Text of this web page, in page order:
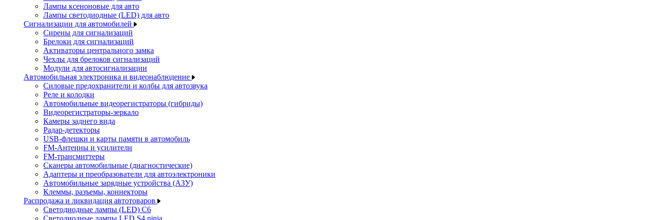
Лампы ксеноновые для авто
Лампы светодиодные (LED) для авто
Сигнализации для автомобилей
Сирены для сигнализаций
Брелоки для сигнализаций
Активаторы центрального замка
Чехлы для брелоков сигнализаций
Модули для автосигнализации
Автомобильная электроника и видеонаблюдение
Силовые предохранители и колбы для автозвука
Реле и колодки
Автомобильные видеорегистраторы (гибриды)
Видеорегистраторы-зеркало
Камеры заднего вида
Радар-детекторы
USB-флешки и карты памяти в автомобиль
FM-Антенны и усилители
FM-трансмиттеры
Сканеры автомобильные (диагностические)
Адаптеры и преобразователи для автоэлектроники
Автомобильные зарядные устройства (АЗУ)
Клеммы, разъемы, коннекторы
Распродажа и ликвидация автотоваров
Светодиодные лампы (LED) C6
Светодиодные лампы LED S4 ninja